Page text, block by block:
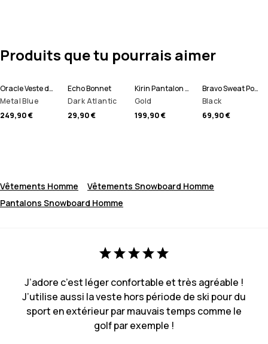
Produits que tu pourrais aimer
Oracle Veste de Ski Homme
Metal Blue
249,90 €
Echo Bonnet
Dark Atlantic
29,90 €
Kirin Pantalon de Ski Homme
Gold
199,90 €
Bravo Sweat Polaire Homme
Black
69,90 €
Vêtements Homme
Vêtements Snowboard Homme
Pantalons Snowboard Homme
J’adore c’est léger confortable et très agréable !
J’utilise aussi la veste hors période de ski pour du
sport en extérieur par mauvais temps comme le
golf par exemple !